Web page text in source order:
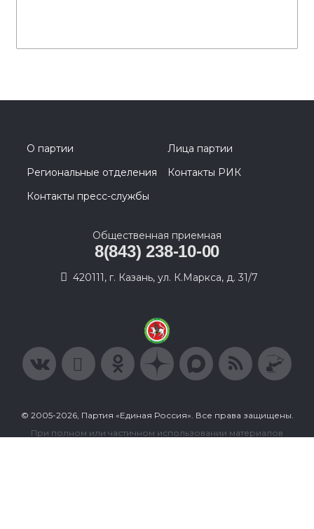
О партии
Лица партии
Региональные отделения
Контакты РИК
Контакты пресс-службы
Общественная приемная
8(843) 238-10-00
420111, г. Казань, ул. К.Маркса, д. 31/7
© 2005-2026, Партия «Единая Россия». Все права защищены.
При полном или частичном использовании материалов